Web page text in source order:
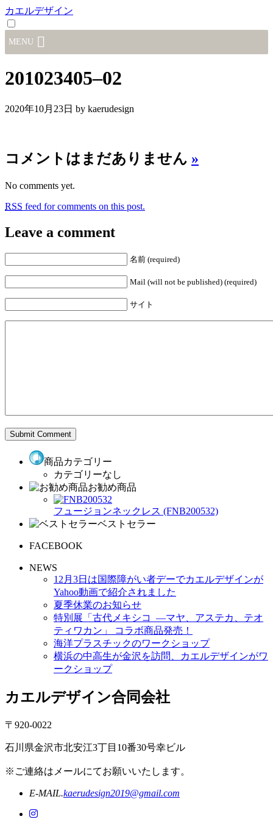
カエルデザイン
MENU
201023405–02
2020年10月23日 by kaerudesign
コメントはまだありません »
No comments yet.
RSS feed for comments on this post.
Leave a comment
名前 (required)
Mail (will not be published) (required)
サイト
商品カテゴリー
カテゴリーなし
お勧め商品
フュージョンネックレス (FNB200532)
ベストセラー
FACEBOOK
NEWS
12月3日は国際障がい者デーでカエルデザインが
Yahoo動画で紹介されました
夏季休業のお知らせ
特別展「古代メキシコ ―マヤ、アステカ、テオ
ティワカン」 コラボ商品発売！
海洋プラスチックのワークショップ
横浜の中高生が金沢を訪問、カエルデザインがワ
ークショップ
カエルデザイン合同会社
〒920-0022
石川県金沢市北安江3丁目10番30号幸ビル
※ご連絡はメールにてお願いいたします。
E-MAIL.kaerudesign2019@gmail.com